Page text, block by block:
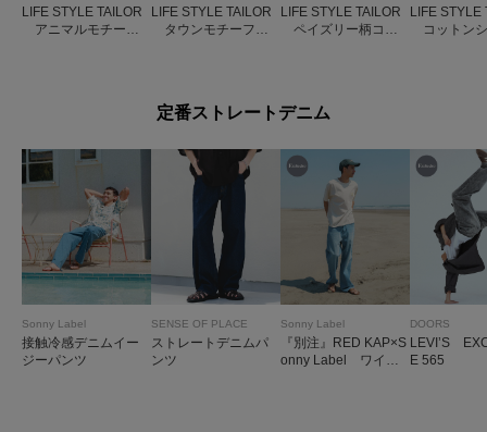
LIFE STYLE TAILOR
アニマルモチーフ
LIFE STYLE TAILOR
タウンモチーフ柄
LIFE STYLE TAILOR
ペイズリー柄コッ
LIFE STYLE
コットン
定番ストレートデニム
Sonny Label
接触冷感デニムイー
ジーパンツ
SENSE OF PLACE
ストレートデニムパ
ンツ
Sonny Label
『別注』RED KAP×S
onny Label ワイド
DOORS
LEVI’S
E 565